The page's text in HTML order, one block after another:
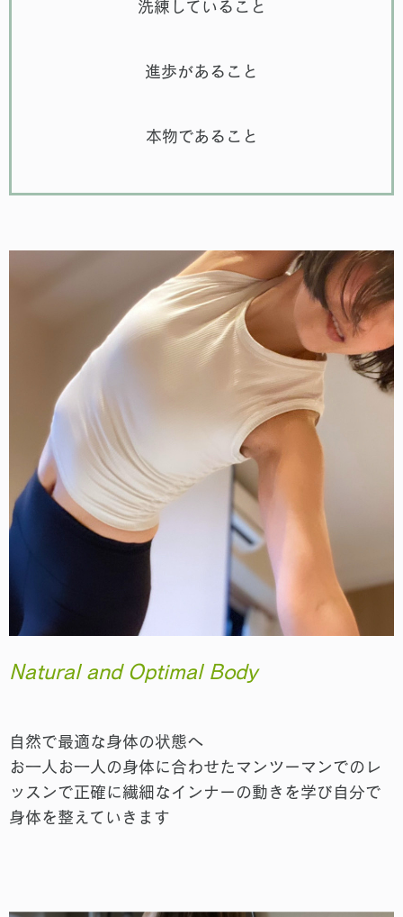
洗練していること
進歩があること
本物であること
Natural and Optimal Body
自然で最適な身体の状態へ
お一人お一人の身体に合わせたマンツーマンでのレ
ッスンで正確に繊細なインナーの動きを学び自分で
身体を整えていきます